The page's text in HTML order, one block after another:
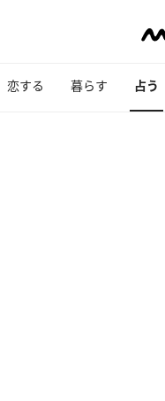
恋する 暮らす 占う